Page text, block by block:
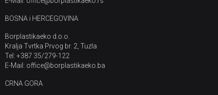
BOSNA i HERCEGOVINA
Borplastikaeko d.o.o.
Kralja Tvrtka Prvog br. 2, Tuzla
Tel: +387 35/279-122
E-Mail: office@borplastikaeko.ba
CRNA GORA